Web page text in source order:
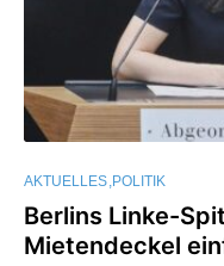
AKTUELLES POLITIK
Berlins Linke-
Mietendeckel